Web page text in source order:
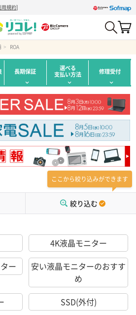
用規約]
ROA
長期保証 選べる
支払い方法 修理受付
ここから絞り込みができます
絞り込む
4K液晶モニター
ー
安い液晶モニターのおすす
め
SSD(外付)